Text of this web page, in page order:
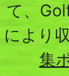
て、
により
集